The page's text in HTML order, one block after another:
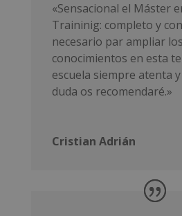
«Sensacional el Máster
Traininig: completo y
necesario par ampliar los
conocimientos en esta
escuela siempre atenta
duda os recomendaré.»
Cristian Adrián